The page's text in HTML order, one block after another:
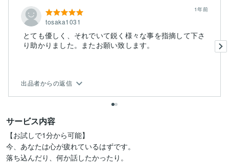
tosaka1031
1年前
とても優しく、それでいて鋭く様々な事を指摘して下さ
り助かりました。またお願い致します。
出品者からの返信
サービス内容
【お試しで1分から可能】
今、あなたは心が疲れているはずです。
落ち込んだり、何か話したかったり。